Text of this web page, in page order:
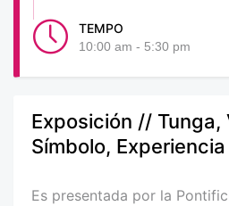
TEMPO
10:00 am - 5:30 pm
Exposición // Tunga,
Símbolo,
Es presentada por la